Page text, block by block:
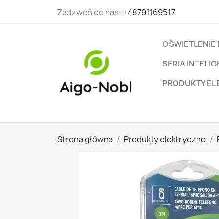
Zadzwoń do nas: +48791169517
OŚWIETLENIE
SERIA
PRODUKTY
Strona główna Produkty elektryczne